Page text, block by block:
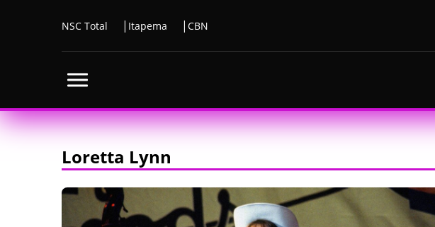
NSC Total Itapema CBN
Loretta Lynn